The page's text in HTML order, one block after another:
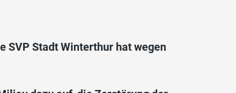
SVP Stadt Winterthur hat wegen